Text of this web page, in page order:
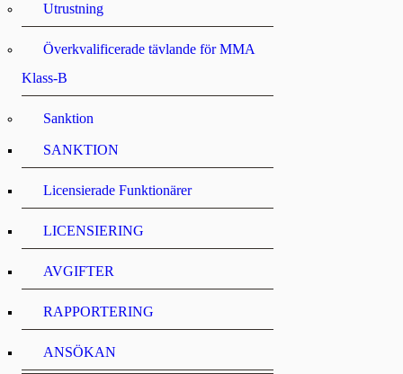
Utrustning
Överkvalificerade tävlande för MMA
Klass-B
Sanktion
SANKTION
Licensierade Funktionärer
LICENSIERING
AVGIFTER
RAPPORTERING
ANSÖKAN